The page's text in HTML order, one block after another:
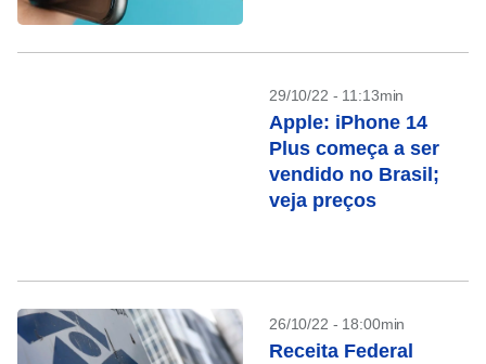
29/10/22 - 11:13min
Apple: iPhone 14
Plus começa a ser
vendido no Brasil;
veja preços
26/10/22 - 18:00min
Receita Federal